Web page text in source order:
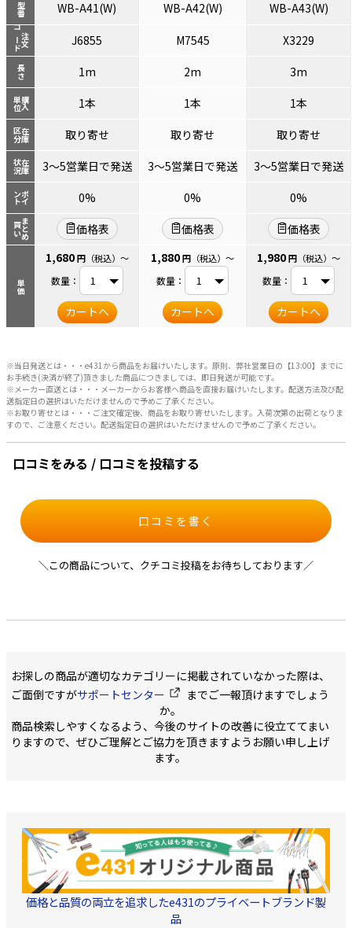
型番
注文
コード
長さ
購入
単位
在庫
区分
在庫
状況
ポイ
ント
まとめ
買い
単価
WB-A41(W) WB-A42(W) WB-A43(W)
J6855 M7545
X3229
1m
2m
3m
1本
1本
1本
取り寄せ
取り寄せ
取り寄せ
3～5営業日で発送
3～5営業日で発送
3～5営業日で発送
0%
0%
0%
価格表
価格表
価格表
1,680 円（税込） ～
数量：
カートへ
1,880円 （税込） ～
数量：
カートへ
1,980円 （税込） ～
数量：
カートへ
※当日発送とは・・・e431から商品をお届けいたします。原則、弊社営業日の【13:00】までに
お手続き(決済が終了)頂きました商品につきましては、即日発送が可能です。
※メーカー直送とは・・・メーカーからお客様へ商品を直接お届けいたします。配送方法及び配
送指定日の選択はいただけませんので予めご了承ください。
※お取り寄せとは・・・ご注文確定後、商品をお取り寄せいたします。入荷次第の出荷となりま
すので、ご注意ください。配送指定日の選択はいただけませんので予めご了承ください。
口コミをみる / 口コミを投稿する
口コミを書く
＼この商品について、クチコミ投稿をお待ちしております／
お探しの商品が適切なカテゴリーに掲載されていなかった際は、
ご面倒ですがサポートセンター
までご一報頂けますでしょう
か。
商品検索しやすくなるよう、今後のサイトの改善に役立ててまい
りますので、ぜひご理解とご協力を頂きますようお願い申し上げ
ます。
価格と品質の両立を追求したe431のプライベートブランド製
品